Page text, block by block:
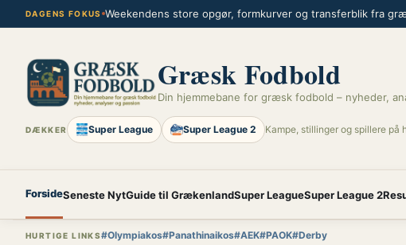
Spring
til
DAGENS FOKUS Weekendens store opgør, formkurver og transferblik fra
Græsk Fodbold
Din hjemmebane for græsk fodbold – nyheder,
DÆKKER Super League Super League 2 Kampe, stillinger og spillere på
ForsideSeneste NytGuide til GrækenlandSuper LeagueSuper League 2
HURTIGE LINKS#Olympiakos#Panathinaikos#AEK#PAOK#Derby